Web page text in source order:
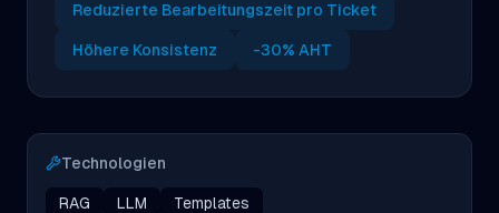
Reduzierte Bearbeitungszeit pro Ticket
Höhere Konsistenz -30% AHT
Technologien
RAG LLM Templates